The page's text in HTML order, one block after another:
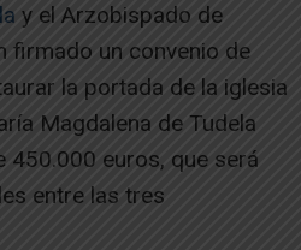
y el Arzobispado de
firmado un convenio de
la portada de la iglesia
Magdalena de Tudela
450.000 euros, que será
entre las tres